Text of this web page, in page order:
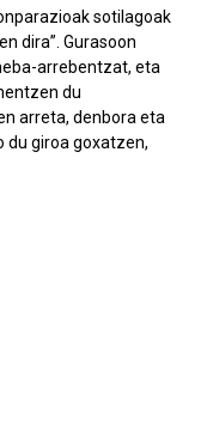
sotilagoak
dira”. Gurasoon
arrebentzat, eta
du
arreta, denbora eta
du giroa goxatzen,